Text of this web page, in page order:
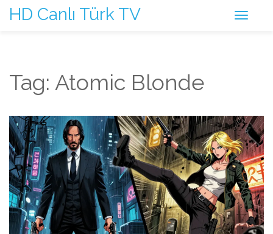
HD Canlı Türk TV
Tag: Atomic Blonde